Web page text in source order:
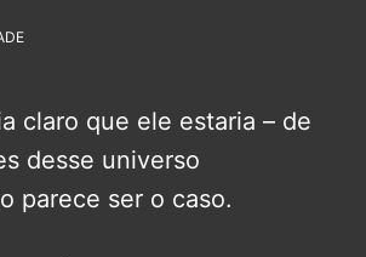
claro que ele estaria – de
desse universo
parece ser o caso.